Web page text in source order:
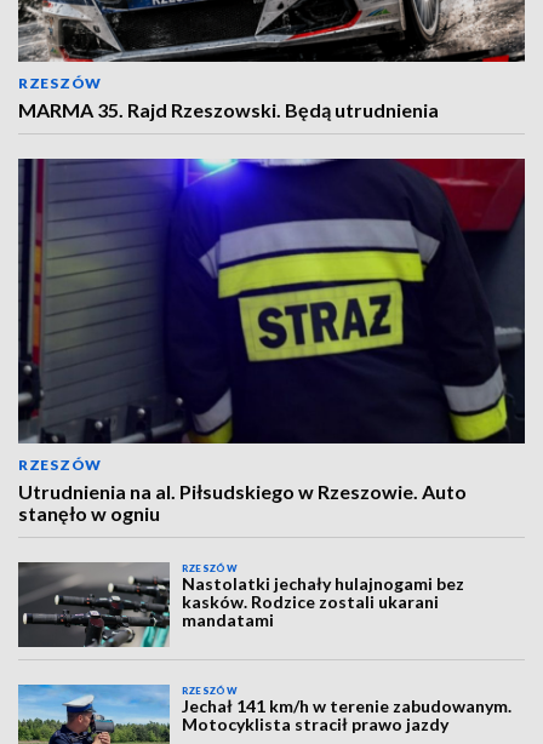
RZESZÓW
MARMA 35. Rajd Rzeszowski. Będą utrudnienia
RZESZÓW
Utrudnienia na al. Piłsudskiego w Rzeszowie. Auto
stanęło w ogniu
RZESZÓW
Nastolatki jechały hulajnogami bez
kasków. Rodzice zostali ukarani
mandatami
RZESZÓW
Jechał 141 km/h w terenie zabudowanym.
Motocyklista stracił prawo jazdy